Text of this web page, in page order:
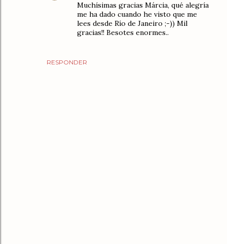
RESPONDER
Muchísimas gracias Márcia, qué alegría
me ha dado cuando he visto que me
lees desde Río de Janeiro ;-)) Mil
gracias!! Besotes enormes..